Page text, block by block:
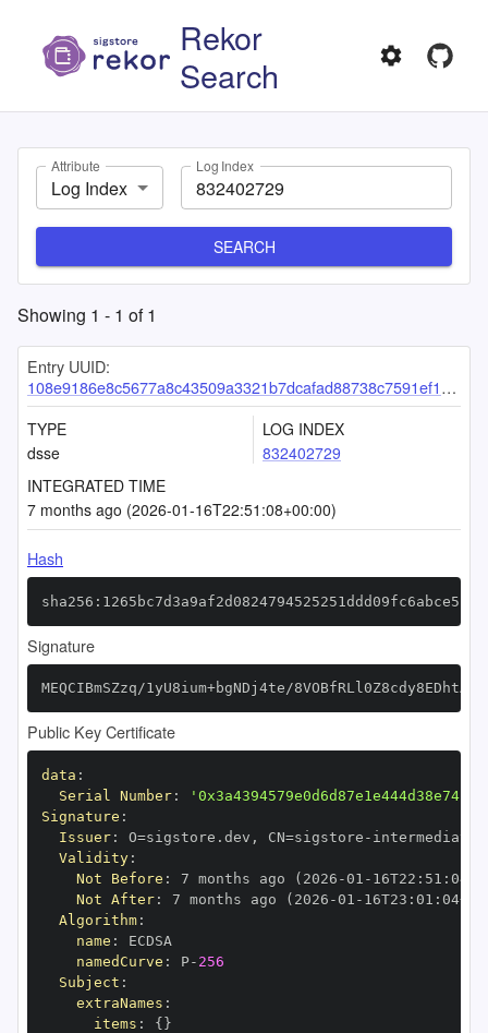
Rekor
Search
Attribute
Log Index
Log Index
SEARCH
Showing 1 - 1 of1
Entry UUID:
108e9186e8c5677a8c43509a3321b7dcafad88738c7591ef1de8d2e82938542b6070b3e3c9e35c78
TYPE
dsse
LOG INDEX
832402729
INTEGRATED TIME
7 months ago (2026-01-16T22:51:08+00:00)
Hash
Signature
MEQCIBmSZzq/1yU8ium+bgNDj4te/
Public Key Certificate
data :
Serial Number:
Signature :
Issuer: O=sigstore.dev , CN=sigstore -
Validity:
Not Before : 7 months ago (2026 -01 - 16T22 : 51 :
Not After: 7 months ago (2026 -01 - 16T23 : 01 : 04+00
Algorithm:
name :
namedCurve : P- 256
Subject :
extraNames :
items : { }